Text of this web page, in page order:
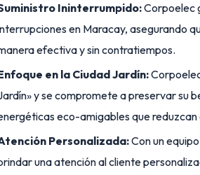
Ininterrumpido:Corpoelec
en Maracay, asegurando
efectiva y sin contratiempos.
en la Ciudad Jardín:
y se compromete a preservar su
eco-amigables que
Personalizada:Con un
una atención al cliente